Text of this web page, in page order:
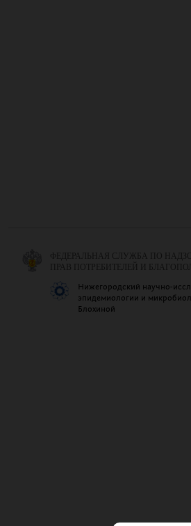
ФЕДЕРАЛЬНАЯ СЛУЖБА ПО
ПРАВ ПОТРЕБИТЕЛЕЙ И
Нижегородский научно-
эпидемиологии и
Блохиной